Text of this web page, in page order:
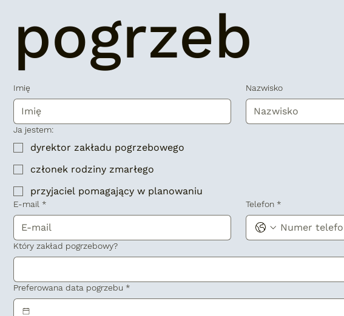
pogrzeb
Imię Nazwisko
Ja jestem:
dyrektor zakładu pogrzebowego
członek rodziny zmarłego
przyjaciel pomagający w planowaniu
E-mail * Telefon *
Który zakład pogrzebowy?
Preferowana data pogrzebu *